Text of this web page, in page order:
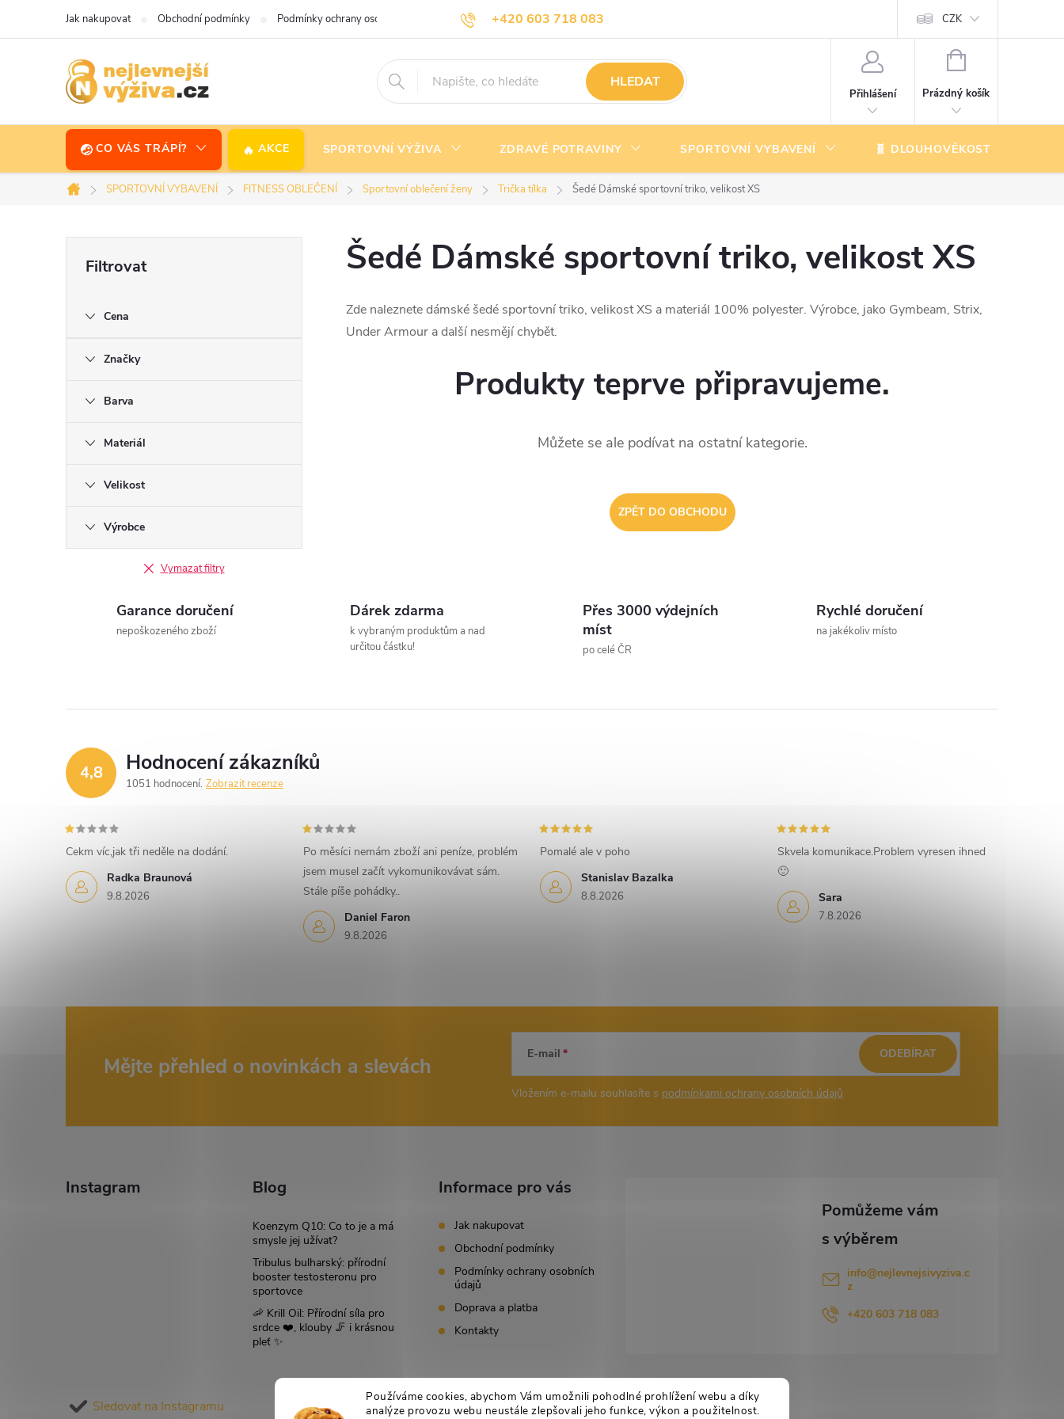
Používáme cookies, abychom Vám umožnili pohodlné prohlížení webu a díky
analýze provozu webu neustále zlepšovali jeho funkce, výkon a použitelnost.
+420 603 718 083
info@nejlevnejsivyziva.cz
Jak nakupovat Obchodní podmínky Podmínky ochrany osobních údajů Doprava a platba Kontakty CZK
HLEDAT
Přihlášení
NÁKUPNÍ
Prázdný košík
CO VÁS TRÁPÍ? AKCE SPORTOVNÍ VÝŽIVA ZDRAVÉ POTRAVINY SPORTOVNÍ VYBAVENÍ 🧬 DLOUHOVĚKOST
Domů
SPORTOVNÍ VYBAVENÍ FITNESS OBLEČENÍ Sportovní oblečení ženy Trička tílka Šedé Dámské sportovní triko, velikost XS
l
Cena
Značky
Barva
Materiál
Velikost
Výrobce
Vymazat filtry
Šedé Dámské sportovní triko, velikost XS
Zde naleznete dámské šedé sportovní triko, velikost XS a materiál 100% polyester. Výrobce, jako Gymbeam, Strix,
Under Armour a další nesmějí chybět.
Produkty teprve připravujeme.
Můžete se ale podívat na ostatní kategorie.
ZPĚT DO OBCHODU
Garance doručení
nepoškozeného zboží
Dárek zdarma
k vybraným produktům a nad
určitou částku!
Přes 3000 výdejních
míst
po celé ČR
Rychlé doručení
na jakékoliv místo
4,8 Hodnocení zákazníků
1051 hodnocení Zobrazit recenze
Radka Braunová
9.8.2026
Cekm víc,jak tři neděle na dodání.
Daniel Faron
9.8.2026
Po měsíci nemám zboží ani peníze, problém
jsem musel začít vykomunikovávat sám.
Stále píše pohádky..
Stanislav Bazalka
8.8.2026
Pomalé ale v poho
Sara
7.8.2026
Skvela komunikace.Problem vyresen ihned
🙂
Mějte přehled o novinkách a slevách E-mail
Vložením e-mailu souhlasíte s podmínkami ochrany osobních údajů
ODEBÍRAT
Instagram
Sledovat na Instagramu
Blog
Koenzym Q10: Co to je a má
smysle jej užívat?
Tribulus bulharský: přírodní
booster testosteronu pro
sportovce
🦐 Krill Oil: Přírodní síla pro
srdce ❤️, klouby 🦵 i krásnou
pleť ✨
Informace pro vás
Jak nakupovat
Obchodní podmínky
Podmínky ochrany osobních
údajů
Doprava a platba
Kontakty
info@nejlevnejsivyziva.c
z
+420 603 718 083